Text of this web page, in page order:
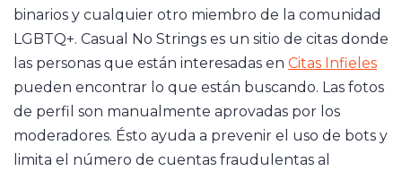
binarios y cualquier otro miembro de la comunidad
LGBTQ+. Casual No Strings es un sitio de citas donde
las personas que están interesadas en Citas Infieles
pueden encontrar lo que están buscando. Las fotos
de perfil son manualmente aprovadas por los
moderadores. Ésto ayuda a prevenir el uso de bots y
limita el número de cuentas fraudulentas al